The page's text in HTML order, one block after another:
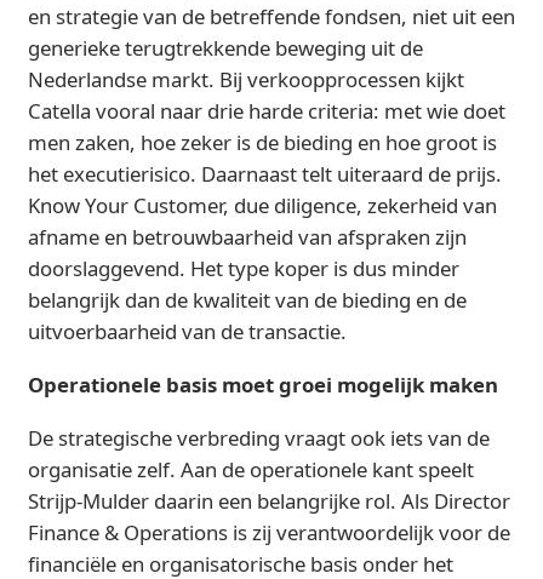
en strategie van de betreffende fondsen, niet uit een
generieke terugtrekkende beweging uit de
Nederlandse markt. Bij verkoopprocessen kijkt
Catella vooral naar drie harde criteria: met wie doet
men zaken, hoe zeker is de bieding en hoe groot is
het executierisico. Daarnaast telt uiteraard de prijs.
Know Your Customer, due diligence, zekerheid van
afname en betrouwbaarheid van afspraken zijn
doorslaggevend. Het type koper is dus minder
belangrijk dan de kwaliteit van de bieding en de
uitvoerbaarheid van de transactie.
Operationele basis moet groei mogelijk maken
De strategische verbreding vraagt ook iets van de
organisatie zelf. Aan de operationele kant speelt
Strijp-Mulder daarin een belangrijke rol. Als Director
Finance & Operations is zij verantwoordelijk voor de
financiële en organisatorische basis onder het